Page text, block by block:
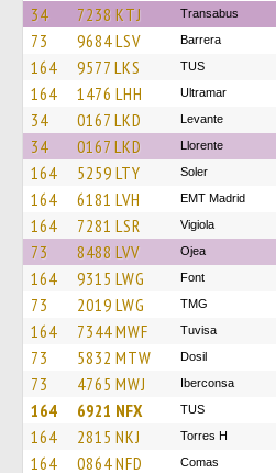
34 7238 KTJ Transabus
73 9684 LSV Barrera
164 9577 LKS TUS
164 1476 LHH Ultramar
34 0167 LKD Levante
34 0167 LKD Llorente
164 5259 LTY Soler
164 6181 LVH EMT Madrid
164 7281 LSR Vigiola
73 8488 LVV Ojea
164 9315 LWG Font
73 2019 LWG TMG
164 7344 MWF Tuvisa
73 5832 MTW Dosil
73 4765 MWJ Iberconsa
164 6921 NFX TUS
164 2815 NKJ Torres H
164 0864 NFD Comas